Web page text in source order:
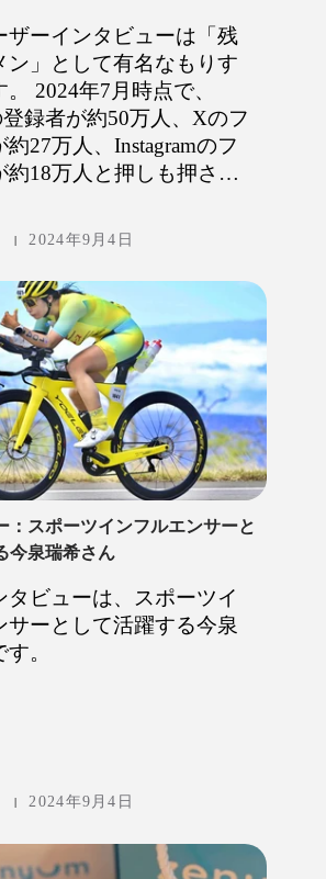
ザーインタビューは「残
ン」として有名なもりす
2024年7月時点で、
登録者が約50万人、Xのフ
約27万人、Instagramのフ
約18万人と押しも押され
ってしまう楽しい動画を
ているもりすけさんで
が前に出るインフルエン
の仕事以外にも、名だた
らた...
| 2024年9月4日
：スポーツインフルエンサーと
今泉瑞希さん
タビューは、スポーツイ
サーとして活躍する今泉
。
2024年9月4日